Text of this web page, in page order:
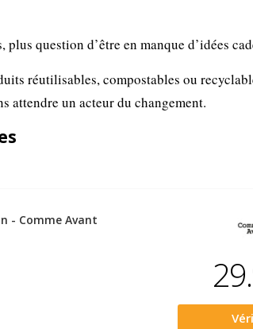
question d’être en manque d’idées
réutilisables, compostables ou
attendre un acteur du changement.
- Comme Avant